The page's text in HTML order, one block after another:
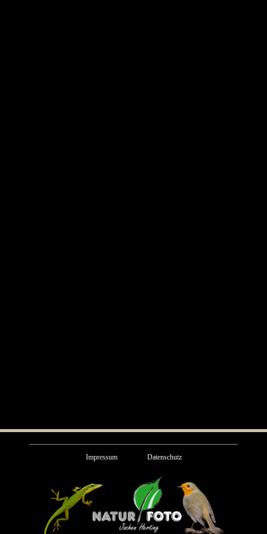
Datenschutz
Impressum